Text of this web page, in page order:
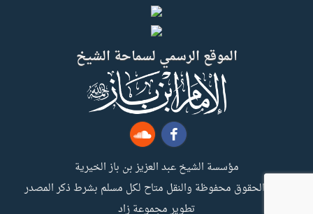
الموقع الرسمي لسماحة الشيخ
مؤسسة الشيخ عبد العزيز بن باز الخيرية
جميع الحقوق محفوظة والنقل متاح لكل مسلم بشرط ذكر المصدر
تطوير مجموعة زاد